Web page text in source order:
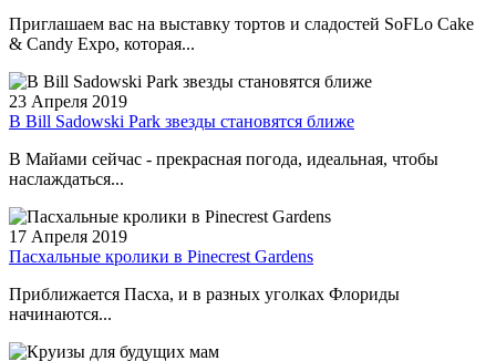
Приглашаем вас на выставку тортов и сладостей SoFLo Cake
& Candy Expo, которая...
23 Апреля 2019
В Bill Sadowski Park звезды становятся ближе
В Майами сейчас - прекрасная погода, идеальная, чтобы
наслаждаться...
17 Апреля 2019
Пасхальные кролики в Pinecrest Gardens
Приближается Пасха, и в разных уголках Флориды
начинаются...